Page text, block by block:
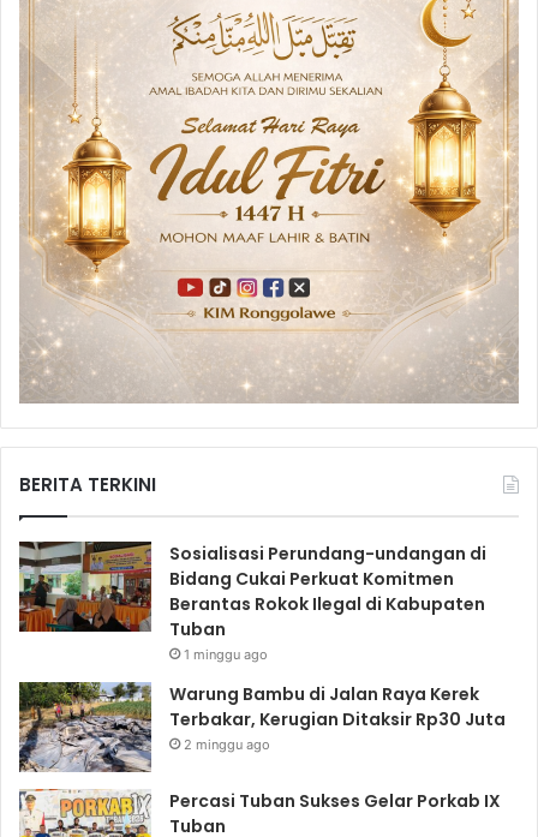
BERITA TERKINI
Sosialisasi Perundang-undangan di
Bidang Cukai Perkuat Komitmen
Berantas Rokok Ilegal di Kabupaten
Tuban
1 minggu ago
Warung Bambu di Jalan Raya Kerek
Terbakar, Kerugian Ditaksir Rp30 Juta
2 minggu ago
Percasi Tuban Sukses Gelar Porkab IX
Tuban